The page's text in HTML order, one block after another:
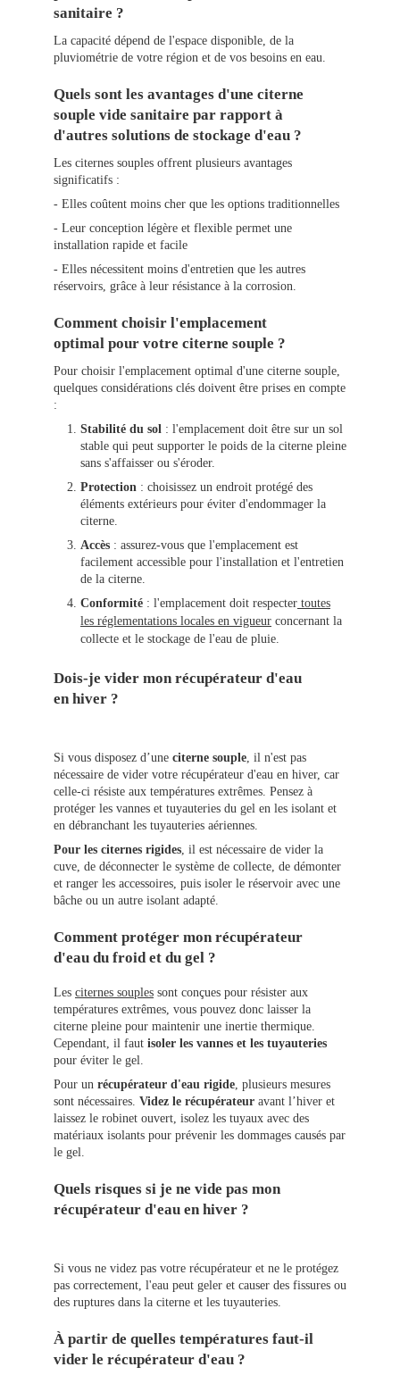
sanitaire ?
La capacité dépend de l'espace disponible, de la
pluviométrie de votre région et de vos besoins en eau.
Quels sont les avantages d'une citerne
souple vide sanitaire par rapport à
d'autres solutions de stockage d'eau ?
Les citernes souples offrent plusieurs avantages
significatifs :
- Elles coûtent moins cher que les options traditionnelles
- Leur conception légère et flexible permet une
installation rapide et facile
- Elles nécessitent moins d'entretien que les autres
réservoirs, grâce à leur résistance à la corrosion.
Comment choisir l'emplacement
optimal pour votre citerne souple ?
Pour choisir l'emplacement optimal d'une citerne souple,
quelques considérations clés doivent être prises en compte
:
Stabilité du sol : l'emplacement doit être sur un sol
stable qui peut supporter le poids de la citerne pleine
sans s'affaisser ou s'éroder.
Protection : choisissez un endroit protégé des
éléments extérieurs pour éviter d'endommager la
citerne.
Accès : assurez-vous que l'emplacement est
facilement accessible pour l'installation et l'entretien
de la citerne.
Conformité : l'emplacement doit respecter toutes
les réglementations locales en vigueur concernant la
collecte et le stockage de l'eau de pluie.
Dois-je vider mon récupérateur d'eau
en hiver ?
Si vous disposez d’une citerne souple, il n'est pas
nécessaire de vider votre récupérateur d'eau en hiver, car
celle-ci résiste aux températures extrêmes. Pensez à
protéger les vannes et tuyauteries du gel en les isolant et
en débranchant les tuyauteries aériennes.
Pour les citernes rigides, il est nécessaire de vider la
cuve, de déconnecter le système de collecte, de démonter
et ranger les accessoires, puis isoler le réservoir avec une
bâche ou un autre isolant adapté.
Comment protéger mon récupérateur
d'eau du froid et du gel ?
Les citernes souples sont conçues pour résister aux
températures extrêmes, vous pouvez donc laisser la
citerne pleine pour maintenir une inertie thermique.
Cependant, il faut isoler les vannes et les tuyauteries
pour éviter le gel.
Pour un récupérateur d'eau rigide, plusieurs mesures
sont nécessaires. Videz le récupérateur avant l’hiver et
laissez le robinet ouvert, isolez les tuyaux avec des
matériaux isolants pour prévenir les dommages causés par
le gel.
Quels risques si je ne vide pas mon
récupérateur d'eau en hiver ?
Si vous ne videz pas votre récupérateur et ne le protégez
pas correctement, l'eau peut geler et causer des fissures ou
des ruptures dans la citerne et les tuyauteries.
À partir de quelles températures faut-il
vider le récupérateur d'eau ?